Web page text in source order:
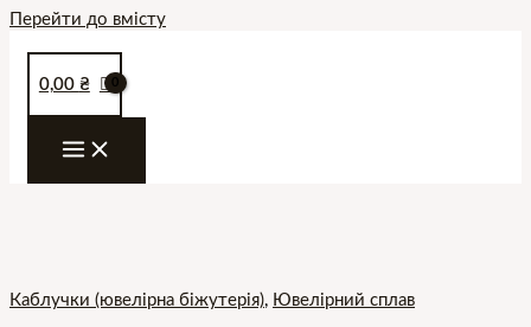
Перейти до вмісту
0,00 ₴
Каблучки (ювелірна біжутерія), Ювелірний сплав